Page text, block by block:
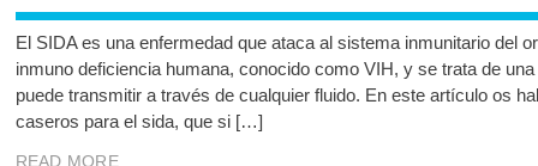
El SIDA es una enfermedad que ataca al sistema inmunitario del
inmuno deficiencia humana, conocido como VIH, y se trata de
puede transmitir a través de cualquier fluido. En este artículo os
caseros para el sida, que si […]
READ MORE